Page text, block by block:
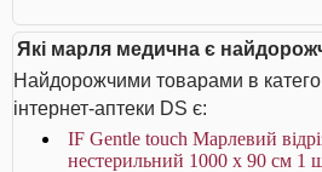
Які марля медична є
Найдорожчими товарами в
інтернет-аптеки DS є:
IF Gentle touch Марлевий
нестерильний 1000 х 90 см 1